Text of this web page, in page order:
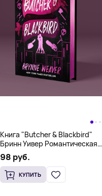
Книга "Butcher & Blackbird"
Бринн Уивер Романтическая
комедия о серийных убийцах
(18+)
98 руб.
КУПИТЬ